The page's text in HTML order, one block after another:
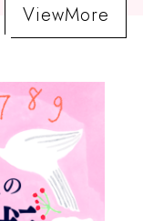
ViewMore